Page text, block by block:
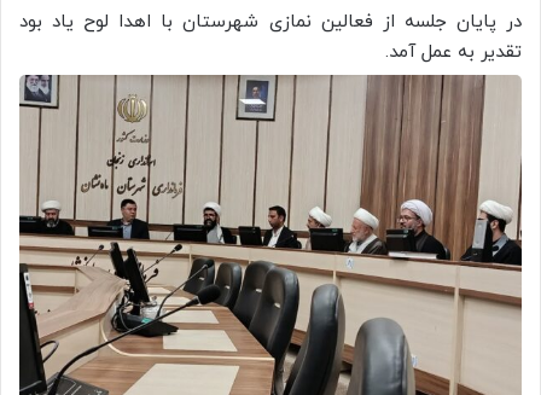
در پایان جلسه از فعالین نمازی شهرستان با اهدا لوح یاد بود
تقدیر به عمل آمد.